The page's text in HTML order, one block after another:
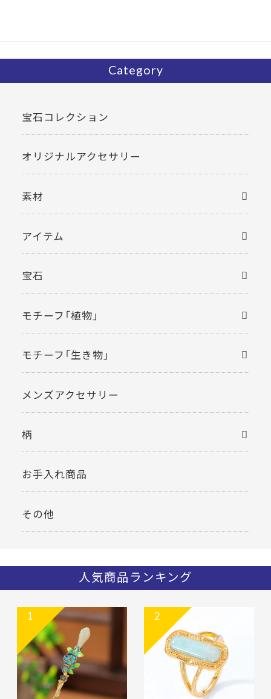
Category
宝石コレクション
オリジナルアクセサリー
素材
アイテム
宝石
モチーフ「植物」
モチーフ「生き物」
メンズアクセサリー
柄
お手入れ商品
その他
人気商品ランキング
1 2